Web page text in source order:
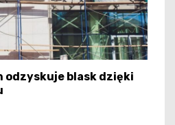
odzyskuje blask dzięki